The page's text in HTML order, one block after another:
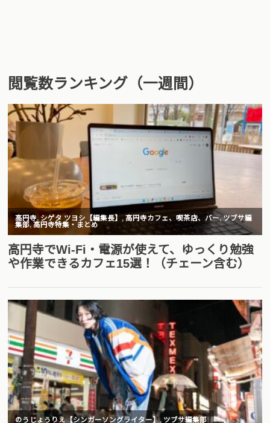
閲覧数ランキング（一週間）